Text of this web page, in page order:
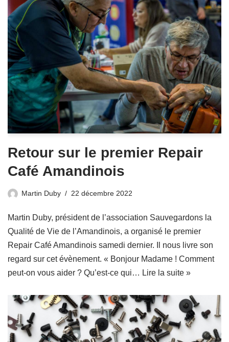
Retour sur le premier Repair
Café Amandinois
Martin Duby 22 décembre 2022
Martin Duby, président de l’association Sauvegardons la
Qualité de Vie de l’Amandinois, a organisé le premier
Repair Café Amandinois samedi dernier. Il nous livre son
regard sur cet évènement. « Bonjour Madame ! Comment
peut-on vous aider ? Qu’est-ce qui… Lire la suite »